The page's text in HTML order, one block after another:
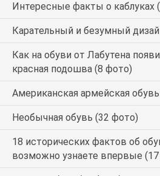
Интересные факты о каблуках
Карательный и безумный
Как на обуви от Лабутена
красная подошва (8 фото)
Американская армейская
Необычная обувь (32 фото)
18 исторических фактов об
возможно узнаете впервые